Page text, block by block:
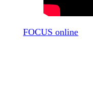
FOCUS online